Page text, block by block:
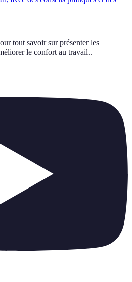
tout savoir sur présenter les
le confort au travail..